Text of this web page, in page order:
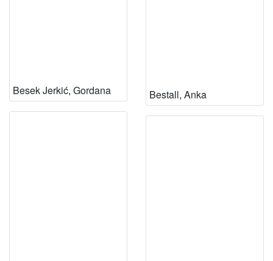
Besek Jerkić, Gordana Bestall, Anka